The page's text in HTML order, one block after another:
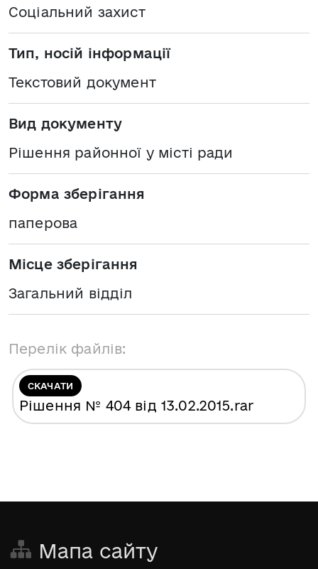
Соціальний захист
Тип, носій інформації
Текстовий документ
Вид документу
Рішення районної у місті ради
Форма зберігання
паперова
Місце зберігання
Загальний відділ
Перелік файлів:
СКАЧАТИ
Рішення № 404 від 13.02.2015.rar
Мапа сайту